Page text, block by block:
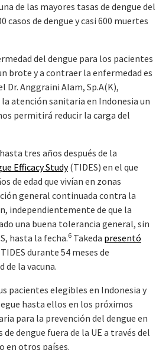
de las mayores tasas de dengue del
de dengue y casi 600 muertes
del dengue para los pacientes
brote y a contraer la enfermedad es
Anggraini Alam, Sp.A(K),
atención sanitaria en Indonesia un
permitirá reducir la carga del
tres años después de la
Efficacy Study(TIDES) en el que
de edad que vivían en zonas
general continuada contra la
independientemente de que la
una buena tolerancia general, sin
hasta la fecha.6 Takeda presentó
durante 54 meses de
de la vacuna.
pacientes elegibles en Indonesia y
hasta ellos en los próximos
para la prevención del dengue en
dengue fuera de la UE a través del
en otros países.